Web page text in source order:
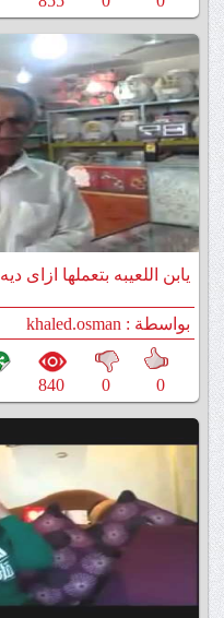
يابن اللعيبه بتعملها ازاى ديه
بواسطة : khaled.osman
0
0
840